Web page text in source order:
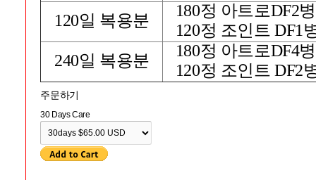
120일 복용분
180정 아트로DF2병
120정 조인트 DF1
240일 복용분
180정 아트로DF4병
120정 조인트 DF2
주문하기
30 Days Care